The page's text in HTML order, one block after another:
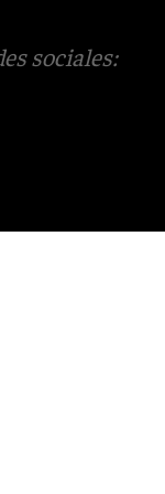
sociales: